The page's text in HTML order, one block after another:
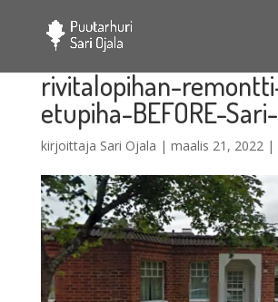
rivitalopihan-
etupiha-BEFORE-
kirjoittaja Sari Ojala | maalis 21, 2022|